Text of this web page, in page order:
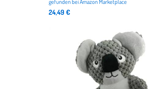
gefunden beiAmazon Marketplace
24,49 €